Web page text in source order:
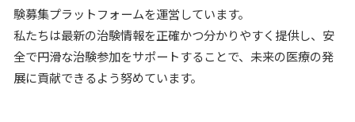
験募集プラットフォームを運営しています。
私たちは最新の治験情報を正確かつ分かりやすく提供し、安
全で円滑な治験参加をサポートすることで、未来の医療の発
展に貢献できるよう努めています。